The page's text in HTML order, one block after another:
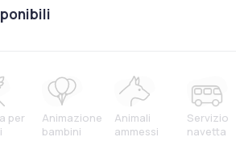
per
Animazione
bambini
Animali
ammessi
Servizio
navetta